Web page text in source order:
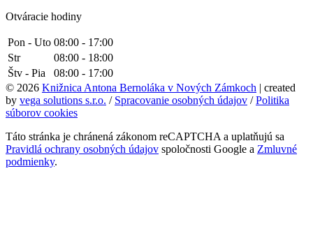
Otváracie hodiny
Pon - Uto 08:00 - 17:00
Str
08:00 - 18:00
Štv - Pia
08:00 - 17:00
© 2026 Knižnica Antona Bernoláka v Nových Zámkoch | created
by vega solutions s.r.o. / Spracovanie osobných údajov /Politika
súborov cookies
Táto stránka je chránená zákonom reCAPTCHA a uplatňujú sa
Pravidlá ochrany osobných údajov spoločnosti Google a Zmluvné
podmienky.